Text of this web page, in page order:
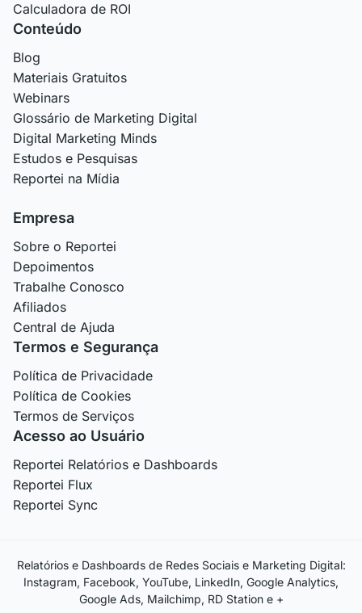
Calculadora de ROI
Conteúdo
Blog
Materiais Gratuitos
Webinars
Glossário de Marketing Digital
Digital Marketing Minds
Estudos e Pesquisas
Reportei na Mídia
Empresa
Sobre o Reportei
Depoimentos
Trabalhe Conosco
Afiliados
Central de Ajuda
Termos e Segurança
Política de Privacidade
Política de Cookies
Termos de Serviços
Acesso ao Usuário
Reportei Relatórios e Dashboards
Reportei Flux
Reportei Sync
Relatórios e Dashboards de Redes Sociais e Marketing Digital:
Instagram, Facebook, YouTube, LinkedIn, Google Analytics,
Google Ads, Mailchimp, RD Station e +